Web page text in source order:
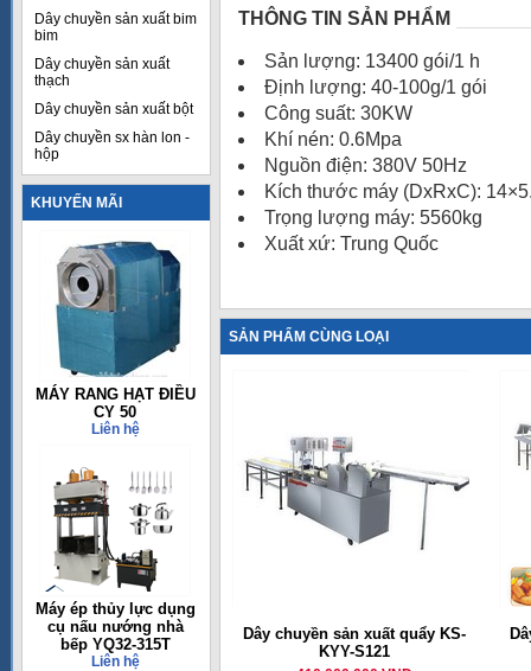
Dây chuyền sản xuất bim
bim
Dây chuyền sản xuất
thạch
Dây chuyền sản xuất bột
Dây chuyền sx hàn lon -
hộp
KHUYẾN MÃI
MÁY RANG HẠT ĐIỀU
CY 50
Liên hệ
Máy ép thủy lực dụng
cụ nấu nướng nhà
bếp YQ32-315T
Liên hệ
THÔNG TIN SẢN PHẨM
Sản lượng: 13400 gói/1 h
Định lượng: 40-100g/1 gói
Công suất: 30KW
Khí nén: 0.6Mpa
Nguồn điện: 380V 50Hz
Kích thước máy (DxRxC):
Trọng lượng máy: 5560kg
Xuất xứ: Trung Quốc
SẢN PHẨM CÙNG LOẠI
Dây chuyền sản xuất quẩy KS-
KYY-S121